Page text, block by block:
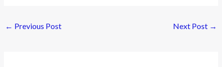
← Previous Post Next Post →